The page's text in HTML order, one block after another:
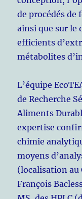
de procédés
ainsi que sur le
efficients
métabolites
L’équipe
de Recherche
Aliments
expertise
chimie
moyens
(localisation au
François